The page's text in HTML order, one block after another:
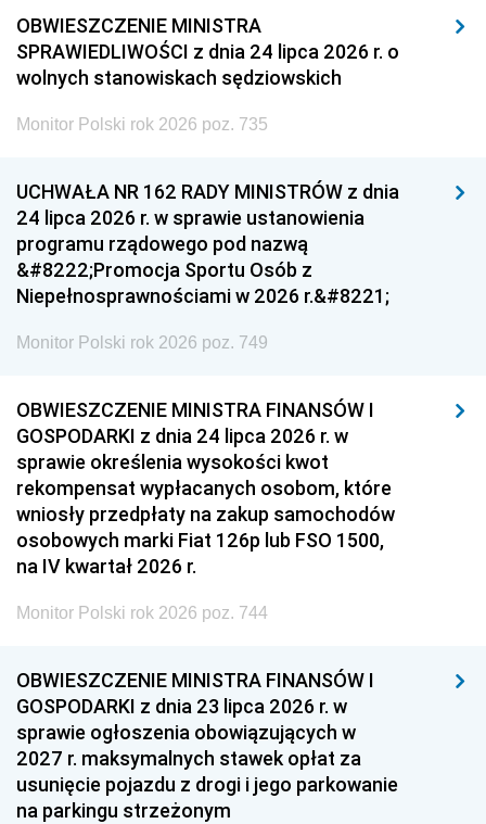
OBWIESZCZENIE MINISTRA
SPRAWIEDLIWOŚCI z dnia 24 lipca 2026 r. o
wolnych stanowiskach sędziowskich
Monitor Polski rok 2026 poz. 735
UCHWAŁA NR 162 RADY MINISTRÓW z dnia
24 lipca 2026 r. w sprawie ustanowienia
programu rządowego pod nazwą
&#8222;Promocja Sportu Osób z
Niepełnosprawnościami w 2026 r.&#8221;
Monitor Polski rok 2026 poz. 749
OBWIESZCZENIE MINISTRA FINANSÓW I
GOSPODARKI z dnia 24 lipca 2026 r. w
sprawie określenia wysokości kwot
rekompensat wypłacanych osobom, które
wniosły przedpłaty na zakup samochodów
osobowych marki Fiat 126p lub FSO 1500,
na IV kwartał 2026 r.
Monitor Polski rok 2026 poz. 744
OBWIESZCZENIE MINISTRA FINANSÓW I
GOSPODARKI z dnia 23 lipca 2026 r. w
sprawie ogłoszenia obowiązujących w
2027 r. maksymalnych stawek opłat za
usunięcie pojazdu z drogi i jego parkowanie
na parkingu strzeżonym